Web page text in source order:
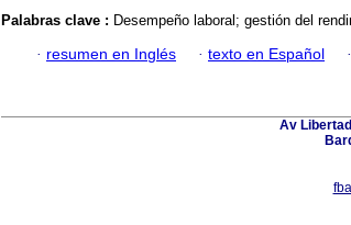
Palabras clave : Desempeño laboral; gestión del
· resumen en Inglés · texto en Español ·
Av